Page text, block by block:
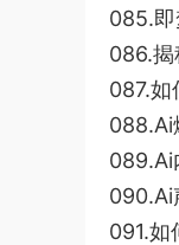
085.
086.
087.如
088.Ai
089.Ai
090.Ai
091.如